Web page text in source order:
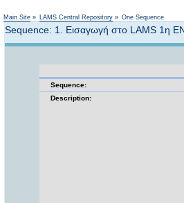
Main Site » LAMS Central Repository » One Sequence
Sequence: 1. Εισαγωγή στο LAMS 1η
Sequence:
Description: